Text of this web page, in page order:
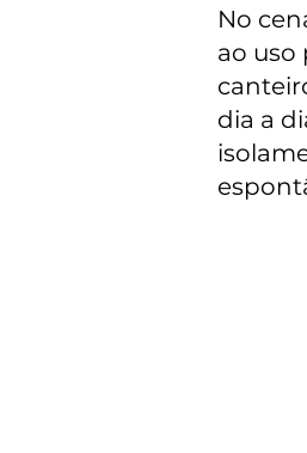
No
ao uso
dia a